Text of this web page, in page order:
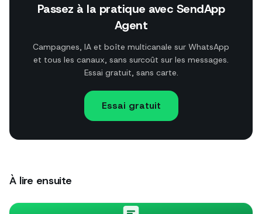
Passez à la pratique avec SendApp
Agent
Campagnes, IA et boîte multicanale sur WhatsApp
et tous les canaux, sans surcoût sur les messages.
Essai gratuit, sans carte.
Essai gratuit
À lire ensuite